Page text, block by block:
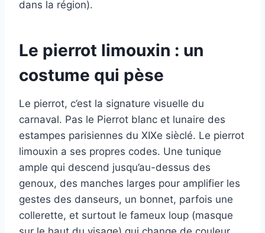
dans la région).
Le pierrot limouxin : un
costume qui pèse
Le pierrot, c’est la signature visuelle du
carnaval. Pas le Pierrot blanc et lunaire des
estampes parisiennes du XIXe sièclé. Le pierrot
limouxin a ses propres codes. Une tunique
ample qui descend jusqu’au-dessus des
genoux, des manches larges pour amplifier les
gestes des danseurs, un bonnet, parfois une
collerette, et surtout le fameux loup (masque